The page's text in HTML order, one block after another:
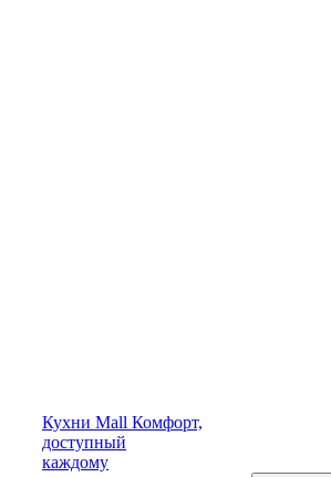
Кухни Mall Комфорт,
доступный
каждому